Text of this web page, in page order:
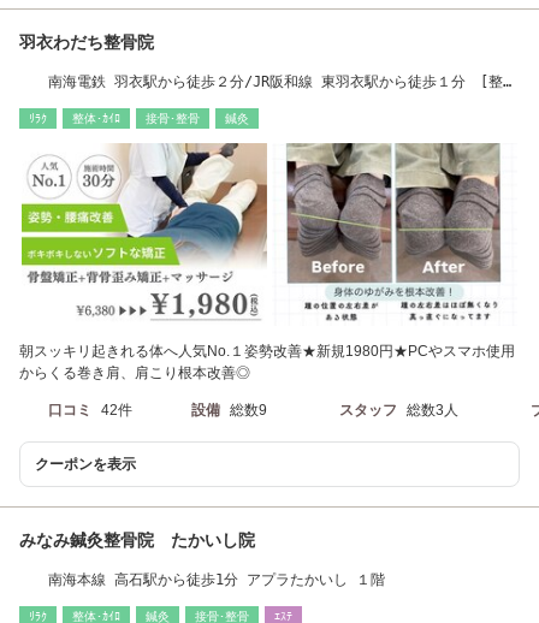
羽衣わだち整骨院
南海電鉄 羽衣駅から徒歩２分/JR阪和線 東羽衣駅から徒歩１分 [整
ﾘﾗｸ 整体･ｶｲﾛ 接骨･整骨 鍼灸
朝スッキリ起きれる体へ人気No.１姿勢改善★新規1980円★PCやスマホ使用
からくる巻き肩、肩こり根本改善◎
口コミ 42件 設備 総数9 スタッフ 総数3人
クーポンを表示
みなみ鍼灸整骨院 たかいし院
南海本線 高石駅から徒歩1分 アプラたかいし １階
ﾘﾗｸ 整体･ｶｲﾛ 鍼灸 接骨･整骨 ｴｽﾃ